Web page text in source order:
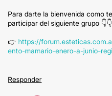
Para darte la bienvenida como
participar del siguiente grupo
👉 https://
ento-mamario-enero-a-junio-
Responder